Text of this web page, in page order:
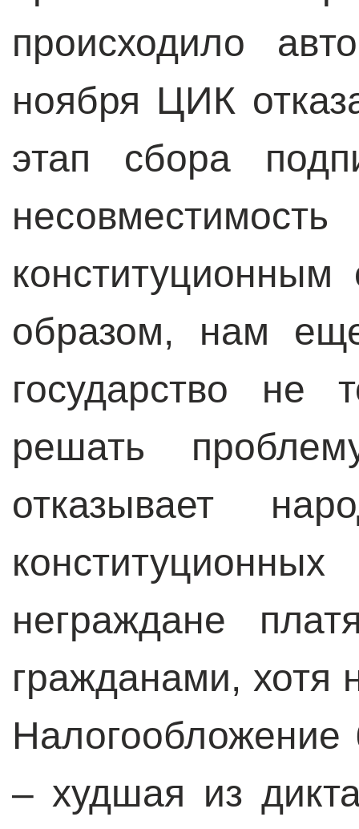
происходило
ноября ЦИК
этап сбора
образом, нам
государство не
решать
отказывает
неграждане
гражданами, хотя
Налогообложение
– худшая из